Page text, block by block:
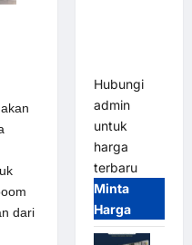
dari
Hubungi
admin
untuk
harga
terbaru
Minta
Harga